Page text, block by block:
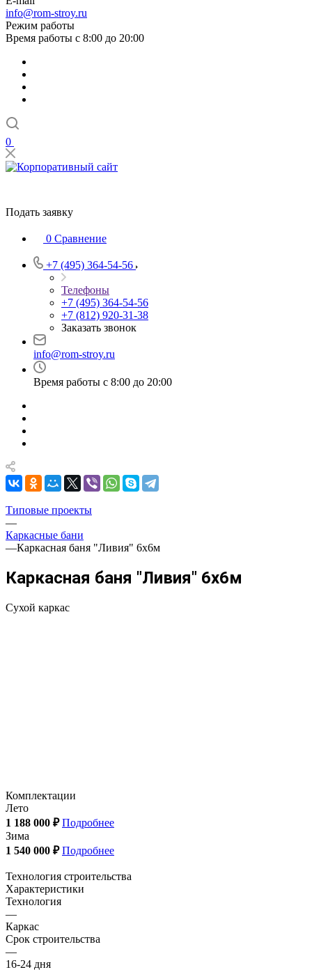
info@rom-stroy.ru
Режим работы
Время работы с 8:00 до 20:00
0
Подать заявку
0 Сравнение
+7 (495) 364-54-56
Телефоны
+7 (495) 364-54-56
+7 (812) 920-31-38
Заказать звонок
info@rom-stroy.ru
Время работы с 8:00 до 20:00
Типовые проекты
—
Каркасные бани
—Каркасная баня "Ливия" 6х6м
Каркасная баня "Ливия" 6х6м
Сухой каркас
Комплектации
Лето
1 188 000 ₽ Подробнее
Зима
1 540 000 ₽ Подробнее
Технология строительства
Характеристики
Технология
—
Каркас
Срок строительства
—
16-24 дня